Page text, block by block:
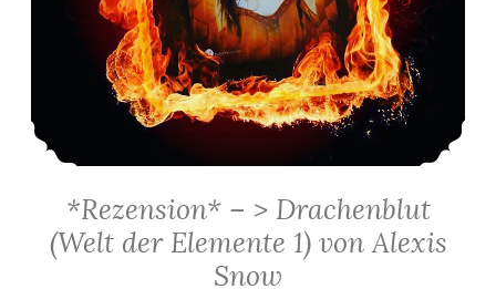
*Rezension* – > Drachenblut
(Welt der Elemente 1) von Alexis
Snow